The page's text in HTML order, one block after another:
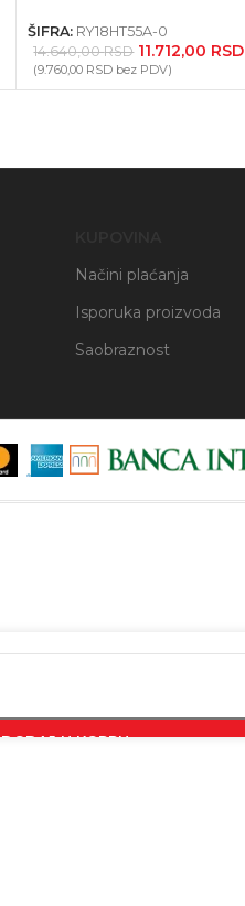
ŠIFRA: RY18HT55A-0
14.640,00RSD 11.712,00 RSD
(9.760,00 RSD bez PDV)
Načini plaćanja
Isporuka proizvoda
Saobraznost
DODAJ U KORPU